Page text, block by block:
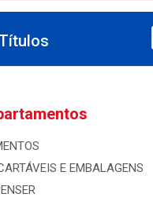
E EMBALAGENS